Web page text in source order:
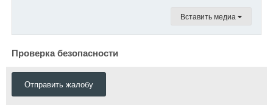
Вставить медиа
Проверка безопасности
Отправить жалобу